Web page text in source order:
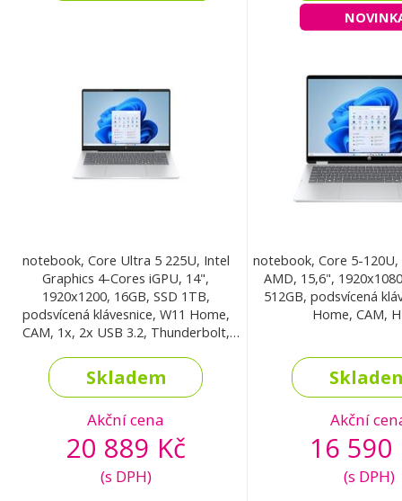
notebook, Core Ultra 5 225U, Intel
Graphics 4-Cores iGPU, 14",
1920x1200, 16GB, SSD 1TB,
podsvícená klávesnice, W11 Home,
CAM, 1x, 2x USB 3.2, Thunderbolt,
Skladem
Akční cena
20 889 Kč
(s DPH)
notebook, Core 5-120U,
AMD, 15,6",
512GB, podsvícená
Home, CAM,
Akční
16 590
(s DPH)